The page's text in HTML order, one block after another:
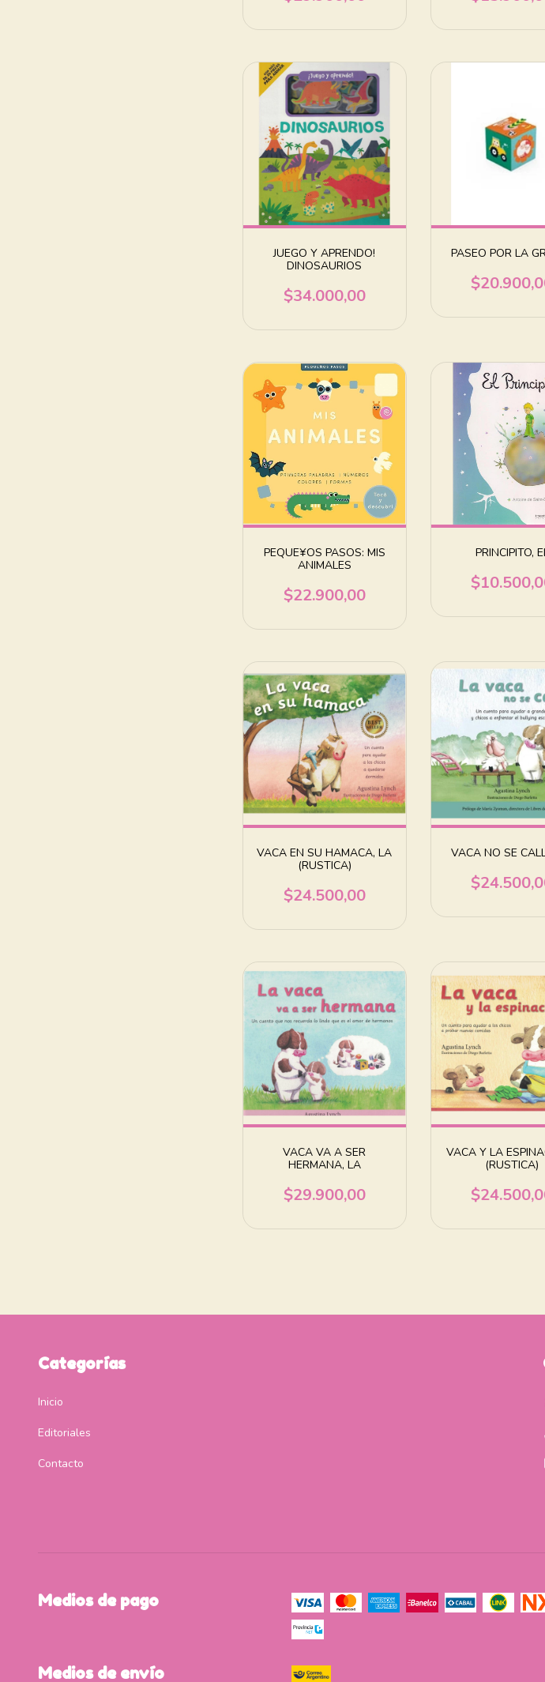
JUEGO Y APRENDO!
DINOSAURIOS
$34.000,00
PASEO POR LA
PEQUE¥OS PASOS: MIS
ANIMALES
$22.900,00
PRINCIPITO,
VACA EN SU HAMACA, LA
(RUSTICA)
$24.500,00
VACA NO SE
VACA VA A SER
HERMANA, LA
$29.900,00
VACA Y LA
(RUSTICA)
Categorías
Inicio
Editoriales
Contacto
Medios de pago
Medios de envío